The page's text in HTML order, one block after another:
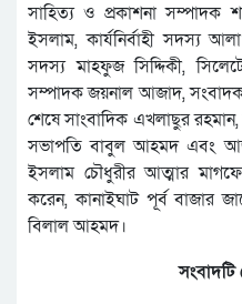
সাহিত্য ও প্রকাশনা সম্পাদক
ইসলাম, কার্যনির্বাহী সদস্য
সদস্য মাহফুজ সিদ্দিকী,
সম্পাদক জয়নাল আজাদ,
শেষে সাংবাদিক এখলাছুর
সভাপতি বাবুল আহমদ এবং
ইসলাম চৌধুরীর আত্মার
করেন, কানাইঘাট পূর্ব বাজার
বিলাল আহমদ।